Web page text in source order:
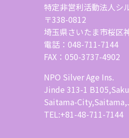
特定非営利活動法人シ
〒338-0812
埼玉県さいたま市桜区
電話：048-711-7144
FAX：050-3737-4902
NPO Silver Age Ins.
Jinde 313-1
Saitama-
TEL:+81-48-711-7144